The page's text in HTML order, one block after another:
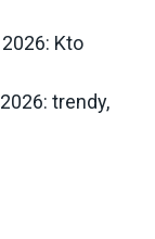
Kto
trendy,